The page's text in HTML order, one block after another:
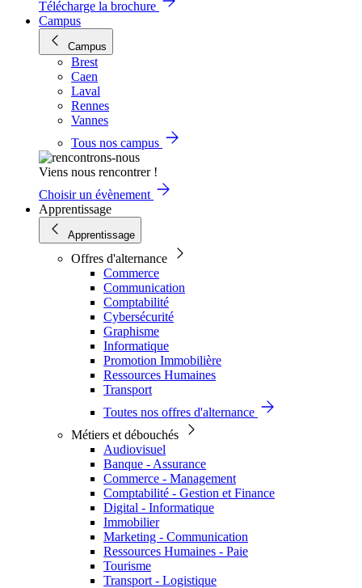
Télécharge la brochure
Campus
Campus
Brest
Caen
Laval
Rennes
Vannes
Tous nos campus
Viens nous rencontrer !
Choisir un évènement
Apprentissage
Apprentissage
Offres d'alternance
Commerce
Communication
Comptabilité
Cybersécurité
Graphisme
Informatique
Promotion Immobilière
Ressources Humaines
Transport
Toutes nos offres d'alternance
Métiers et débouchés
Audiovisuel
Banque - Assurance
Commerce - Management
Comptabilité - Gestion et Finance
Digital - Informatique
Immobilier
Marketing - Communication
Ressources Humaines - Paie
Tourisme
Transport - Logistique